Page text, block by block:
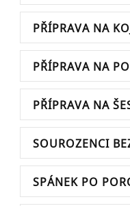
PŘÍPRAVA NA
PŘÍPRAVA NA
PŘÍPRAVA NA
SOUROZENCI
SPÁNEK PO